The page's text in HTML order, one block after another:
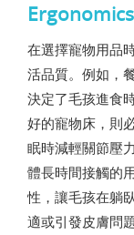
在選擇寵物用品
活品質。例如，
決定了毛孩進食
好的寵物床，則
眠時減輕關節壓
體長時間接觸的
性，讓毛孩在躺
適或引發皮膚問